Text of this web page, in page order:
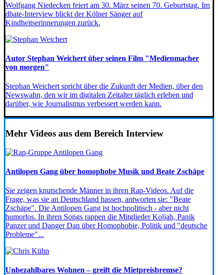
Wolfgang Niedecken feiert am 30. März seinen 70. Geburtstag. Im
dbate-Interview blickt der Kölner Sänger auf
Kindheitserinnerungen zurück.
Autor Stephan Weichert über seinen Film "Medienmacher
von morgen"
Stephan Weichert spricht über die Zukunft der Medien, über den
Newswahn, den wir im digitalen Zeitalter täglich erleben und
darüber, wie Journalismus verbessert werden kann.
Mehr Videos aus dem Bereich Interview
Antilopen Gang über homophobe Musik und Beate Zschäpe
Sie zeigen knutschende Männer in ihren Rap-Videos. Auf die
Frage, was sie an Deutschland hassen, antworten sie: "Beate
Zschäpe". Die Antilopen Gang ist hochpolitisch - aber nicht
humorlos. In ihren Songs rappen die Mitglieder Koljah, Panik
Panzer und Danger Dan über Homophobie, Politik und "deutsche
Probleme"...
Unbezahlbares Wohnen – greift die Mietpreisbremse?